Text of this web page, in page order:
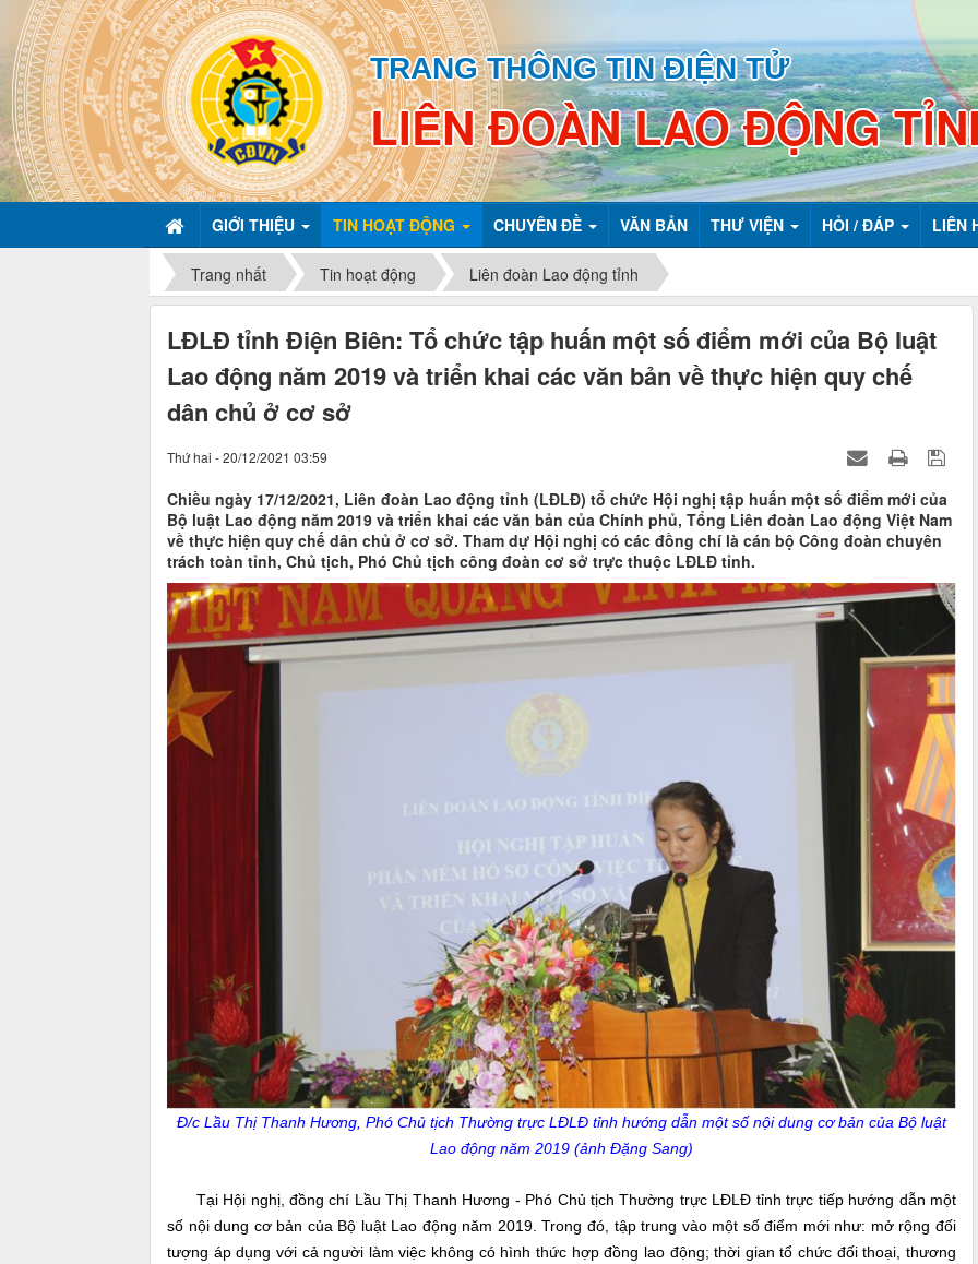
TRANG THÔNG TIN ĐIỆN TỬ
LIÊN ĐOÀN LAO ĐỘNG
GIỚI THIỆU TIN HOẠT ĐỘNG CHUYÊN ĐỀ VĂN BẢN THƯ VIỆN HỎI / ĐÁP LIÊN
Trang nhất Tin hoạt động Liên đoàn Lao động tỉnh
LĐLĐ tỉnh Điện Biên: Tổ chức tập huấn một số điểm mới của Bộ luật
Lao động năm 2019 và triển khai các văn bản về thực hiện quy chế
dân chủ ở cơ sở
Thứ hai - 20/12/2021 03:59
Chiều ngày 17/12/2021, Liên đoàn Lao động tỉnh (LĐLĐ) tổ chức Hội nghị tập huấn một số điểm mới của
Bộ luật Lao động năm 2019 và triển khai các văn bản của Chính phủ, Tổng Liên đoàn Lao động Việt Nam
về thực hiện quy chế dân chủ ở cơ sở. Tham dự Hội nghị có các đồng chí là cán bộ Công đoàn chuyên
trách toàn tỉnh, Chủ tịch, Phó Chủ tịch công đoàn cơ sở trực thuộc LĐLĐ tỉnh.
Đ/c Lầu Thị Thanh Hương, Phó Chủ tịch Thường trực LĐLĐ tỉnh hướng dẫn một số nội dung cơ bản của Bộ luật
Lao động năm 2019 (ảnh Đặng Sang)
Tại Hội nghị, đồng chí Lầu Thị Thanh Hương - Phó Chủ tịch Thường trực LĐLĐ tỉnh trực tiếp hướng dẫn một
số nội dung cơ bản của Bộ luật Lao động năm 2019. Trong đó, tập trung vào một số điểm mới như: mở rộng đối
tượng áp dụng với cả người làm việc không có hình thức hợp đồng lao động; thời gian tổ chức đối thoại, thương